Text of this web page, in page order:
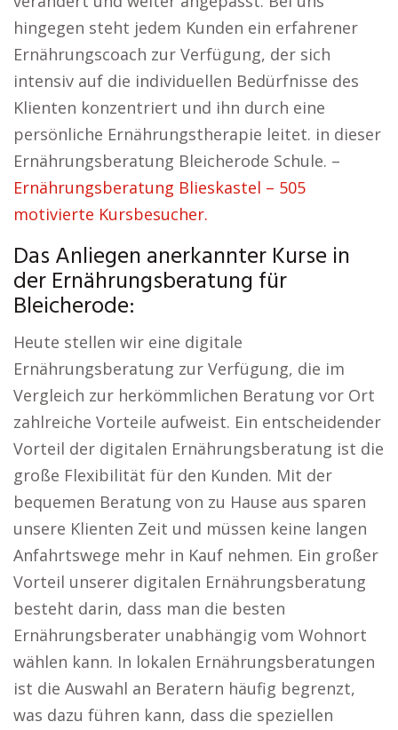
hingegen steht jedem Kunden ein erfahrener
Ernährungscoach zur Verfügung, der sich
intensiv auf die individuellen Bedürfnisse des
Klienten konzentriert und ihn durch eine
persönliche Ernährungstherapie leitet. in dieser
Ernährungsberatung Bleicherode Schule. –
Ernährungsberatung Blieskastel – 505
motivierte Kursbesucher.
Das Anliegen anerkannter Kurse in
der Ernährungsberatung für
Bleicherode:
Heute stellen wir eine digitale
Ernährungsberatung zur Verfügung, die im
Vergleich zur herkömmlichen Beratung vor Ort
zahlreiche Vorteile aufweist. Ein entscheidender
Vorteil der digitalen Ernährungsberatung ist die
große Flexibilität für den Kunden. Mit der
bequemen Beratung von zu Hause aus sparen
unsere Klienten Zeit und müssen keine langen
Anfahrtswege mehr in Kauf nehmen. Ein großer
Vorteil unserer digitalen Ernährungsberatung
besteht darin, dass man die besten
Ernährungsberater unabhängig vom Wohnort
wählen kann. In lokalen Ernährungsberatungen
ist die Auswahl an Beratern häufig begrenzt,
was dazu führen kann, dass die speziellen